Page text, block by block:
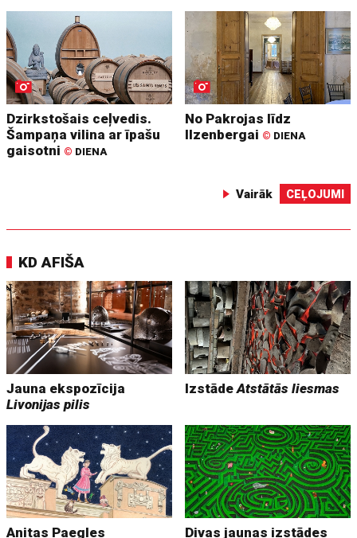
Dzirkstošais ceļvedis.
Šampaņa vilina ar īpašu
gaisotni © DIENA
No Pakrojas līdz
Ilzenbergai © DIENA
Vairāk CEĻOJUMI
KD AFIŠA
Jauna ekspozīcija
Livonijas pilis
IzstādeAtstātās liesmas
Anitas Paegles
Divas jaunas izstādes